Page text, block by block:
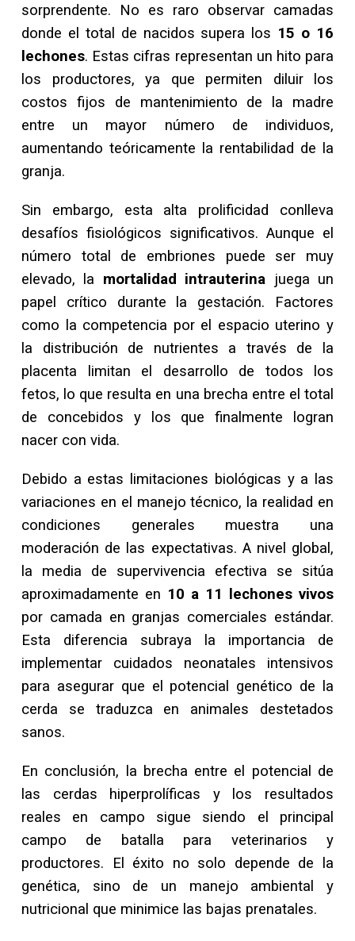
sorprendente. No es raro observar camadas
donde el total de nacidos supera los 15 o 16
lechones. Estas cifras representan un hito para
los productores, ya que permiten diluir los
costos fijos de mantenimiento de la madre
entre un mayor número de individuos,
aumentando teóricamente la rentabilidad de la
granja.
Sin embargo, esta alta prolificidad conlleva
desafíos fisiológicos significativos. Aunque el
número total de embriones puede ser muy
elevado, la mortalidad intrauterina juega un
papel crítico durante la gestación. Factores
como la competencia por el espacio uterino y
la distribución de nutrientes a través de la
placenta limitan el desarrollo de todos los
fetos, lo que resulta en una brecha entre el total
de concebidos y los que finalmente logran
nacer con vida.
Debido a estas limitaciones biológicas y a las
variaciones en el manejo técnico, la realidad en
condiciones generales muestra una
moderación de las expectativas. A nivel global,
la media de supervivencia efectiva se sitúa
aproximadamente en 10 a 11 lechones vivos
por camada en granjas comerciales estándar.
Esta diferencia subraya la importancia de
implementar cuidados neonatales intensivos
para asegurar que el potencial genético de la
cerda se traduzca en animales destetados
sanos.
En conclusión, la brecha entre el potencial de
las cerdas hiperprolíficas y los resultados
reales en campo sigue siendo el principal
campo de batalla para veterinarios y
productores. El éxito no solo depende de la
genética, sino de un manejo ambiental y
nutricional que minimice las bajas prenatales.